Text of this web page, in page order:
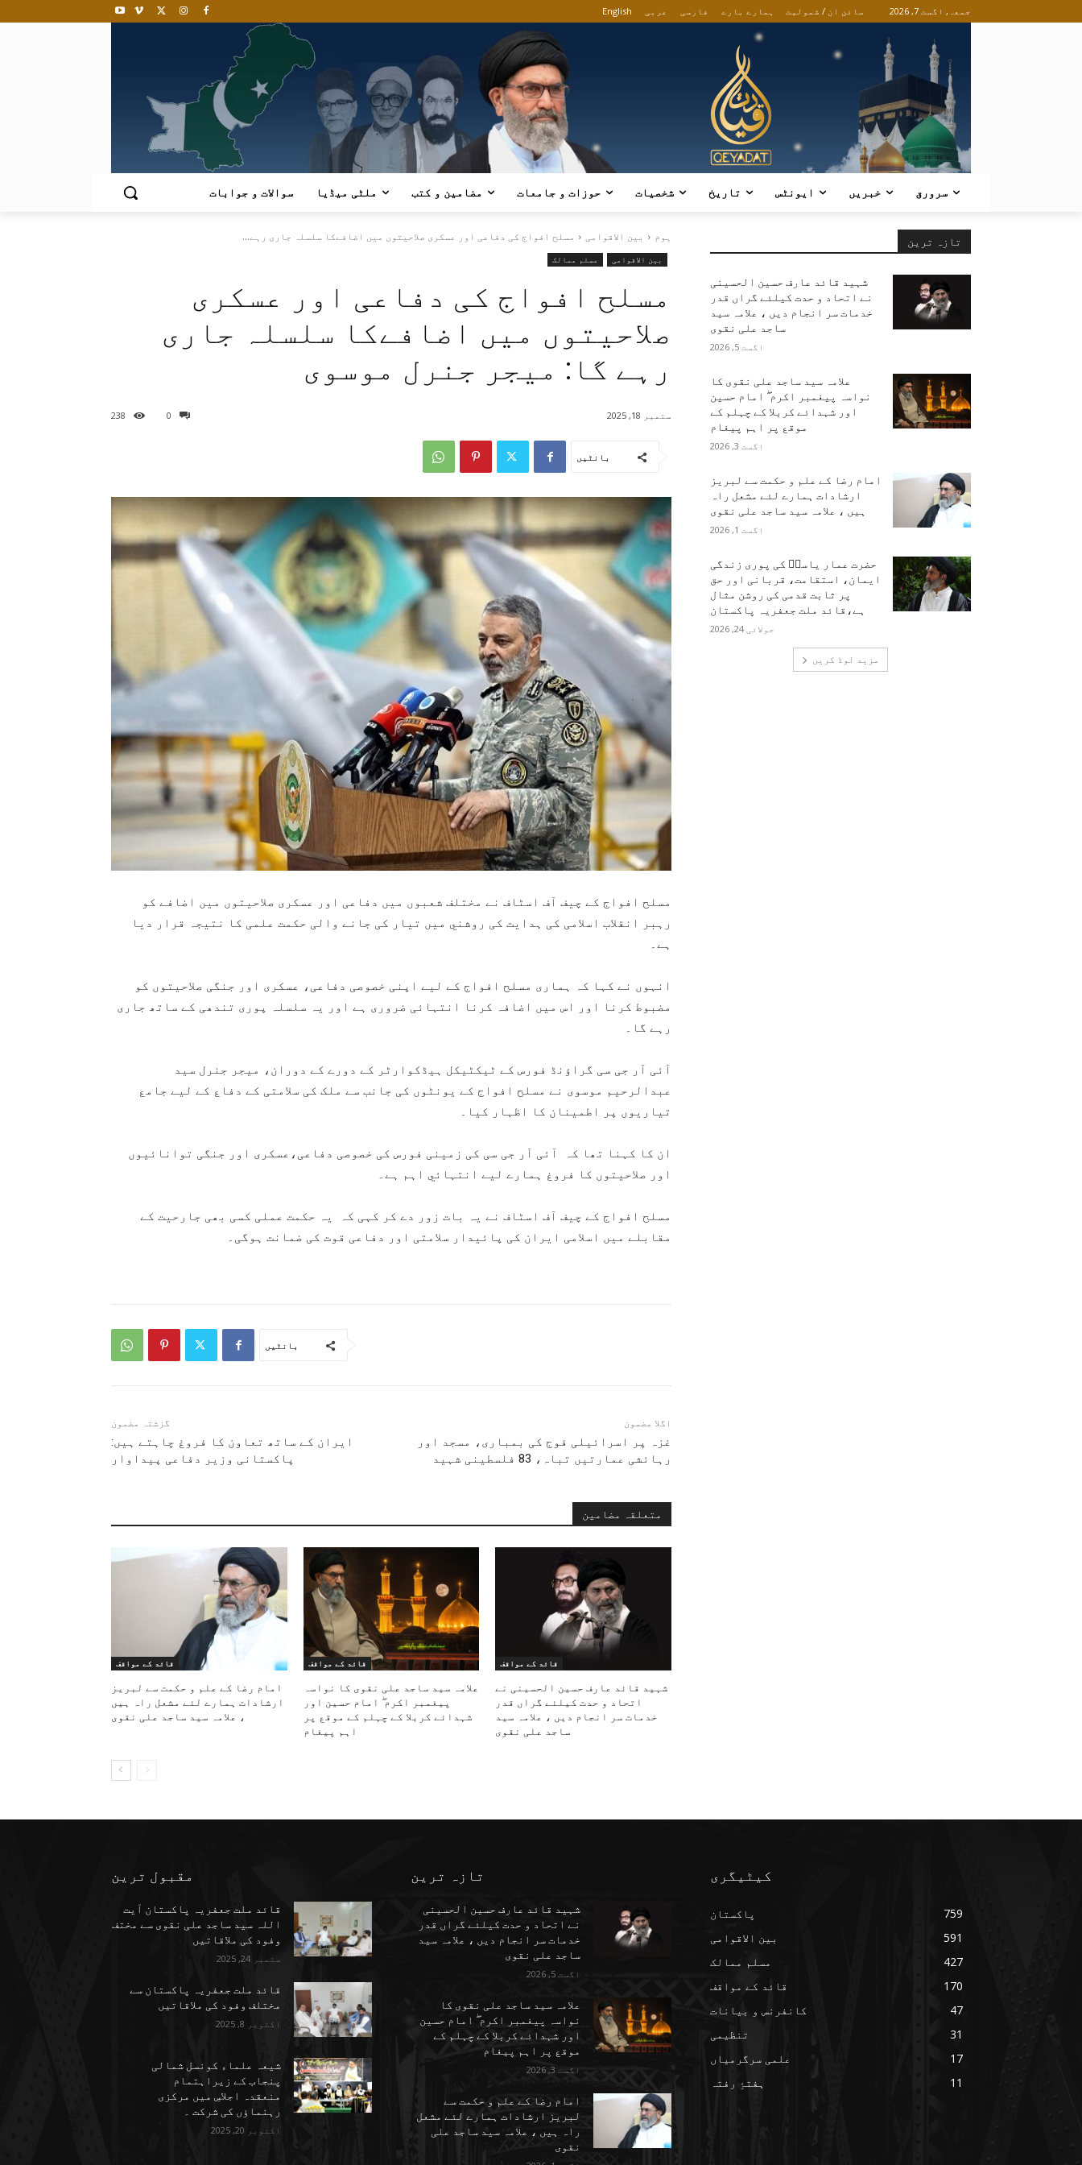
جمعہ, اگست 7, 2026 سائن ان / شمولیت English عربی فارسی ہمارے بارے
سرورق خبریں ایونٹس تاریخ شخصیات حوزات و جامعات مضامین و کتب ملٹی میڈیا سوالات و جوابات
ہوم بین الاقوامی مسلح افواج کی دفاعی اور عسکری صلاحیتوں میں اضافےکا سلسلہ جاری رہے...
بین الاقوامی مسلم ممالک
مسلح افواج کی دفاعی اور عسکری
صلاحیتوں میں اضافےکا سلسلہ جاری
رہے گا: میجر جنرل موسوی
0
238 ستمبر 18, 2025
بانٹیں
مسلح افواج کے چیف آف اسٹاف نے مختلف شعبوں میں دفاعی اور عسکری صلاحیتوں میں اضافے کو
رہبر انقلاب اسلامی کی ہدایت کی روشني میں تیار کی جانے والی حکمت علمی کا نتیجہ قرار دیا
ہے۔
انہوں نے کہا کہ ہماری مسلح افواج کے لیے اپنی خصوصی دفاعی، عسکری اور جنگی صلاحیتوں کو
مضبوط کرنا اور اس میں اضافہ کرنا انتہائی ضروری ہے اور یہ سلسلہ پوری تندھی کے ساتھ جاری
رہے گا۔
آئی آر جی سی گراؤنڈ فورس کے ٹیکٹیکل ہیڈکوارٹر کے دورے کے دوران، میجر جنرل سید
عبدالرحیم موسوی نے مسلح افواج کے یونٹوں کی جانب سے ملک کی سلامتی کے دفاع کے لیے جامع
تیاریوں پر اطمینان کا اظہار کیا۔
ان کا کہنا تھا کہ آئی آر جی سی کی زمینی فورس کی خصوصی دفاعی،عسکری اور جنگی توانائيوں
اور صلاحیتوں کا فروغ ہمارے لیے انتہائي اہم ہے۔
مسلح افواج کے چیف آف اسٹاف نے یہ بات زور دے کر کہی کہ یہ حکمت عملی کسی بھی جارحیت کے
مقابلے میں اسلامی ایران کی پائیدار سلامتی اور دفاعی قوت کی ضمانت ہوگی۔
بانٹیں
گزشتہ مضمون
ایران کے ساتھ تعاون کا فروغ چاہتے ہیں:
پاکستانی وزیر دفاعی پیداوار
اگلا مضمون
غزہ پر اسرائیلی فوج کی بمباری، مسجد اور
رہائشی عمارتیں تباہ، 83 فلسطینی شہید
متعلقہ مضامین
قائد کے مواقف
شہید قائد عارف حسین الحسینی نے
اتحاد و حدت کیلئے گراں قدر
خدمات سر انجام دیں ، علامہ سید
ساجد علی نقوی
قائد کے مواقف
علامہ سید ساجد علی نقوی کا نواسہ
پیغمبر اکرم ۖ امام حسین اور
شہدائے کربلا کے چہلم کے موقع پر
اہم پیغام
قائد کے مواقف
امام رضا کے علم و حکمت سے لبریز
ارشادات ہمارے لئے مشعل راہ ہیں
، علامہ سید ساجد علی نقوی
تازہ ترین
شہید قائد عارف حسین الحسینی
نے اتحاد و حدت کیلئے گراں قدر
خدمات سر انجام دیں ، علامہ سید
ساجد علی نقوی
اگست 5, 2026
علامہ سید ساجد علی نقوی کا
نواسہ پیغمبر اکرم ۖ امام حسین
اور شہدائے کربلا کے چہلم کے
موقع پر اہم پیغام
اگست 3, 2026
امام رضا کے علم و حکمت سے لبریز
ارشادات ہمارے لئے مشعل راہ
ہیں ، علامہ سید ساجد علی نقوی
اگست 1, 2026
حضرت عمار یاسرؑ کی پوری زندگی
ایمان، استقامت، قربانی اور حق
پر ثابت قدمی کی روشن مثال
ہے،قائد ملت جعفریہ پاکستان
جولائی 24, 2026
مزید لوڈ کریں
مقبول ترین
قائد ملت جعفریہ پاکستان آیت
اللہ سید ساجد علی نقوی سے مختف
وفود کی ملاقاتیں
ستمبر 24, 2025
قائد ملت جعفریہ پاکستان سے
مختلف وفود کی ملاقاتیں
اکتوبر 8, 2025
شیعہ علماء کونسل شمالی
پنجاب کے زیراہتمام
منعقدہ اجلاسِ میں مرکزی
رہنماؤں کی شرکت ۔
اکتوبر 20, 2025
تازہ ترین
شہید قائد عارف حسین الحسینی
نے اتحاد و حدت کیلئے گراں قدر
خدمات سر انجام دیں ، علامہ سید
ساجد علی نقوی
اگست 5, 2026
علامہ سید ساجد علی نقوی کا
نواسہ پیغمبر اکرم ۖ امام حسین
اور شہدائے کربلا کے چہلم کے
موقع پر اہم پیغام
اگست 3, 2026
امام رضا کے علم و حکمت سے
لبریز ارشادات ہمارے لئے مشعل
راہ ہیں ، علامہ سید ساجد علی
نقوی
کیٹیگری
پاکستان
759
بین الاقوامی
591
مسلم ممالک
427
قائد کے مواقف
170
کانفرنس و بیانات
47
تنظیمی
31
علمی سرگرمیاں
17
ہفتۂِ رفتہ
11